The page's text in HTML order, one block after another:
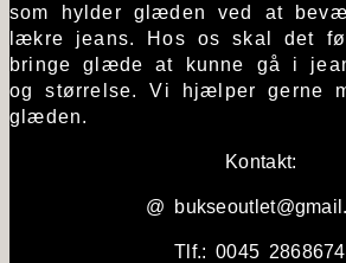
som hylder glæden ved at
lækre jeans. Hos os skal det
bringe glæde at kunne gå i
og størrelse. Vi hjælper gerne
glæden.
Kontakt:
@
Tlf.: 0045